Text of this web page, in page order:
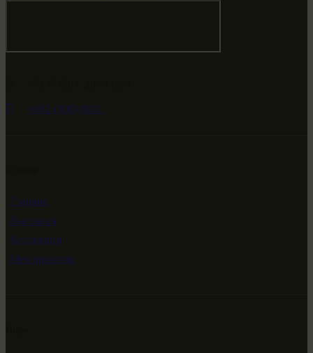
+682 (000) 0001
Главная
Выставки
Коллекции
Мероприятия